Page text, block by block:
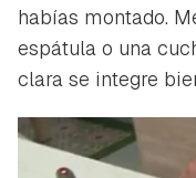
habías montado.
espátula o una
clara se integre